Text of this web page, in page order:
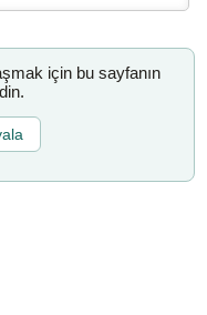
için bu sayfanın